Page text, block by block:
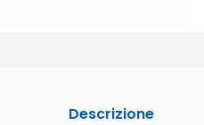
Descrizione